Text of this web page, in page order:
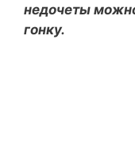
недочеты
гонку.